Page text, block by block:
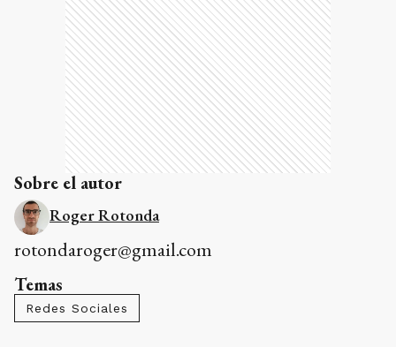
Sobre el autor
Roger Rotonda
rotondaroger@gmail.com
Temas
Redes Sociales